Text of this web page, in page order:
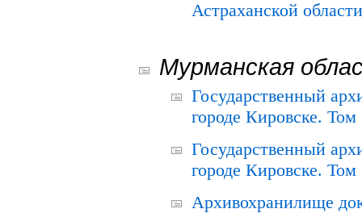
Астраханской
Мурманская
Государственный
городе Кировске.
Государственный
городе Кировске.
Архивохранилище